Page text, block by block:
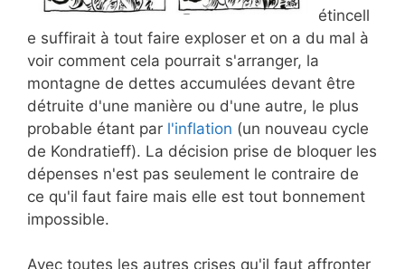
étincell
e suffirait à tout faire exploser et on a du mal à
voir comment cela pourrait s'arranger, la
montagne de dettes accumulées devant être
détruite d'une manière ou d'une autre, le plus
probable étant par l'inflation (un nouveau cycle
de Kondratieff). La décision prise de bloquer les
dépenses n'est pas seulement le contraire de
ce qu'il faut faire mais elle est tout bonnement
impossible.
Avec toutes les autres crises qu'il faut affronter